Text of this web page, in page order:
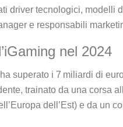
driver tecnologici, modelli
e responsabili
nel 2024
superato i 7 miliardi di
trainato da una corsa
dell’Est) e da un